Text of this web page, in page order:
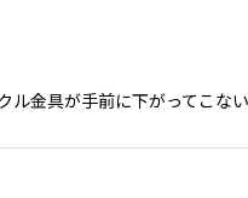
金具が手前に下がってこな